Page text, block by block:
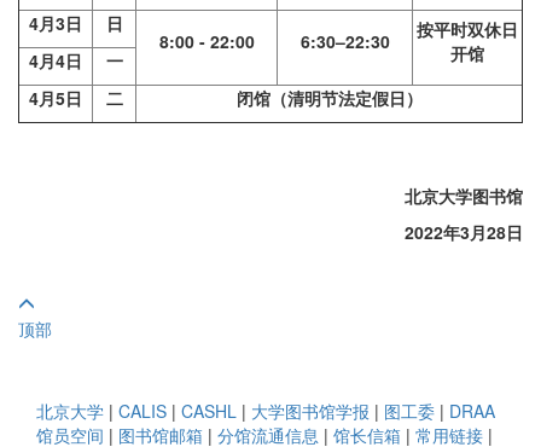
4月3日 日
8:00 - 22:00 6:30–22:30
按平时双休日
开馆
4月4日
一
4月5日 二 闭馆（清明节法定假日）
北京大学图书馆
2022年3月28日
顶部
北京大学 | CALIS | CASHL | 大学图书馆学报 | 图工委 | DRAA
馆员空间 | 图书馆邮箱 | 分馆流通信息 | 馆长信箱 | 常用链接 |